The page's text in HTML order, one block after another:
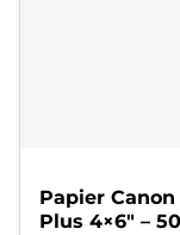
Papier Canon
Plus 4×6" –